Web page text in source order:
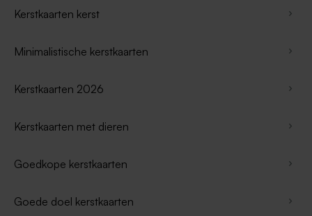
Kerstkaarten kerst
Minimalistische kerstkaarten
Kerstkaarten 2026
Kerstkaarten met dieren
Goedkope kerstkaarten
Goede doel kerstkaarten